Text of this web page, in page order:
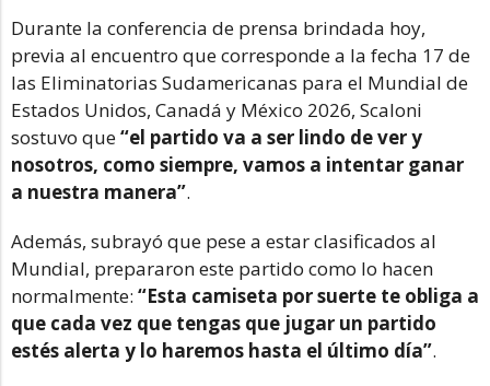
Durante la conferencia de prensa brindada hoy,
previa al encuentro que corresponde a la fecha 17 de
las Eliminatorias Sudamericanas para el Mundial de
Estados Unidos, Canadá y México 2026, Scaloni
sostuvo que“el partido va a ser lindo de ver y
nosotros, como siempre, vamos a intentar ganar
a nuestra manera”.
Además, subrayó que pese a estar clasificados al
Mundial, prepararon este partido como lo hacen
normalmente: “Esta camiseta por suerte te obliga a
que cada vez que tengas que jugar un partido
estés alerta y lo haremos hasta el último día”.